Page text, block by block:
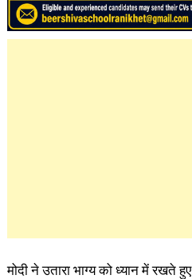
मोदी ने उतारा भाग्य को ध्यान में रखते